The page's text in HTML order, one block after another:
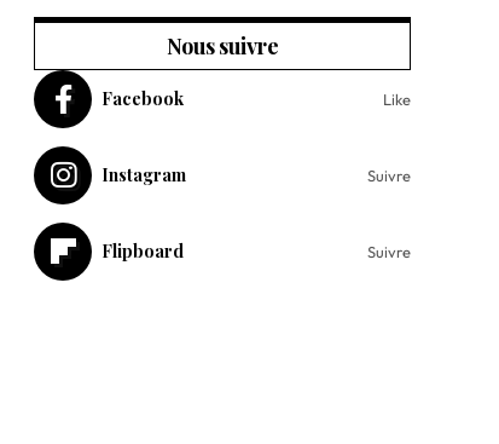
Nous suivre
Facebook Like
Instagram Suivre
Flipboard Suivre